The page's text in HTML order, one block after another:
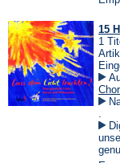
15
1
in
Tab)
.